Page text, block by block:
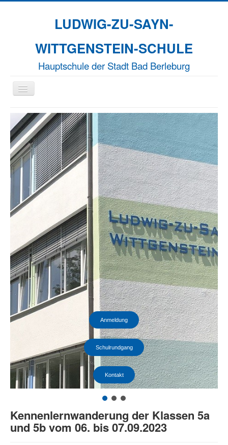
LUDWIG-ZU-SAYN-
WITTGENSTEIN-SCHULE
Hauptschule der Stadt Bad Berleburg
Navigation
an/aus
Aktuelles
Unsere Schule
Naturparkschule
Erasmus+
EFFORT-A
Termine
Anmeldung
Schulrundgang
Kontakt
Kennenlernwanderung der Klassen 5a
und 5b vom 06. bis 07.09.2023